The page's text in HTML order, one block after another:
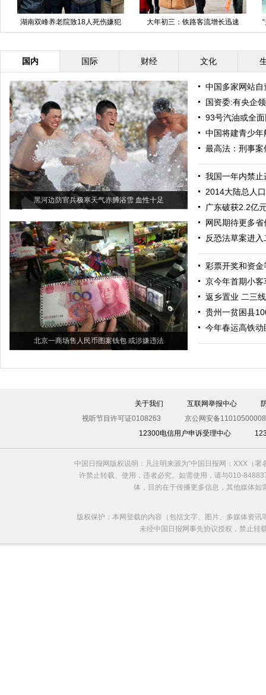
湖南双峰养老院致18人死伤嫌犯
落网
大年初三：铁路客流增长迅速
国内 国际 财经 文化
黑河边防官兵极寒天气赤膊浴雪 血性十足
北京一商场售人民币图案钱包 或涉嫌违法
中国多家网站
国资委:有央企
93号汽油或全面
中国将建青少
最高法：刑事
我国一年内禁
2014大陆总人
广东破获2.2亿
网民期待更多
反恐法草案进
彩票开奖和资
京今年首期小
返乡置业 二三
贵州一贫困县
今年春运高铁动
关于我们 互联网举报中心
视听节目许可证0108263
京公网安备
12300电信用户申诉受理中心
中国日报网版权说明：凡注明来源为“中国日报网：XXX（
许禁止转载、使用，违者必究。如需使用，请与010-
体，目的在于传播更多信息，其他媒体
版权保护：本网登载的内容（包括文字、图片、多媒体资
未经中国日报网事先协议授权，禁止转